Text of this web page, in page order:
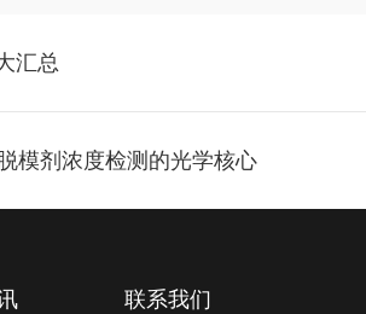
汇总
模剂浓度检测的光学核心
联系我们